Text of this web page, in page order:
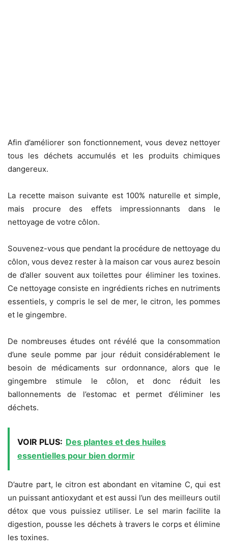
Afin d’améliorer son fonctionnement, vous devez nettoyer
tous les déchets accumulés et les produits chimiques
dangereux.
La recette maison suivante est 100% naturelle et simple,
mais procure des effets impressionnants dans le
nettoyage de votre côlon.
Souvenez-vous que pendant la procédure de nettoyage du
côlon, vous devez rester à la maison car vous aurez besoin
de d’aller souvent aux toilettes pour éliminer les toxines.
Ce nettoyage consiste en ingrédients riches en nutriments
essentiels, y compris le sel de mer, le citron, les pommes
et le gingembre.
De nombreuses études ont révélé que la consommation
d’une seule pomme par jour réduit considérablement le
besoin de médicaments sur ordonnance, alors que le
gingembre stimule le côlon, et donc réduit les
ballonnements de l’estomac et permet d’éliminer les
déchets.
VOIR PLUS: Des plantes et des huiles
essentielles pour bien dormir
D’autre part, le citron est abondant en vitamine C, qui est
un puissant antioxydant et est aussi l’un des meilleurs outil
détox que vous puissiez utiliser. Le sel marin facilite la
digestion, pousse les déchets à travers le corps et élimine
les toxines.